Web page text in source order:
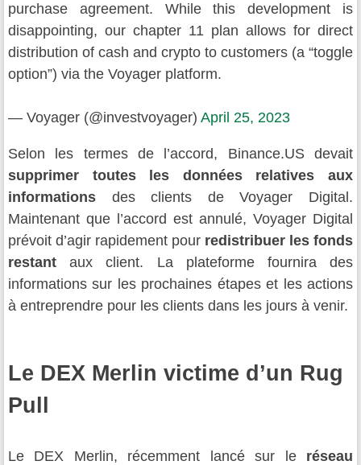
purchase agreement. While this development is
disappointing, our chapter 11 plan allows for direct
distribution of cash and crypto to customers (a “toggle
option”) via the Voyager platform.
— Voyager (@investvoyager) April 25, 2023
Selon les termes de l’accord, Binance.US devait
supprimer toutes les données relatives aux
informations des clients de Voyager Digital.
Maintenant que l’accord est annulé, Voyager Digital
prévoit d’agir rapidement pour redistribuer les fonds
restant aux client. La plateforme fournira des
informations sur les prochaines étapes et les actions
à entreprendre pour les clients dans les jours à venir.
Le DEX Merlin victime d’un Rug
Pull
Le DEX Merlin, récemment lancé sur le réseau